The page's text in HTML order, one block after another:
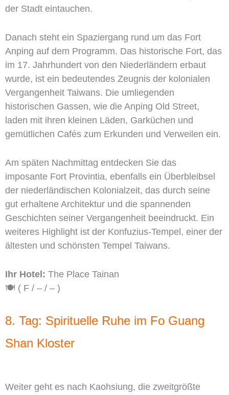
der Stadt eintauchen.
Danach steht ein Spaziergang rund um das Fort
Anping auf dem Programm. Das historische Fort, das
im 17. Jahrhundert von den Niederländern erbaut
wurde, ist ein bedeutendes Zeugnis der kolonialen
Vergangenheit Taiwans. Die umliegenden
historischen Gassen, wie die Anping Old Street,
laden mit ihren kleinen Läden, Garküchen und
gemütlichen Cafés zum Erkunden und Verweilen ein.
Am späten Nachmittag entdecken Sie das
imposante Fort Provintia, ebenfalls ein Überbleibsel
der niederländischen Kolonialzeit, das durch seine
gut erhaltene Architektur und die spannenden
Geschichten seiner Vergangenheit beeindruckt. Ein
weiteres Highlight ist der Konfuzius-Tempel, einer der
ältesten und schönsten Tempel Taiwans.
Ihr Hotel: The Place Tainan
🍽️ ( F / – / – )
8. Tag: Spirituelle Ruhe im Fo Guang
Shan Kloster
Weiter geht es nach Kaohsiung, die zweitgrößte